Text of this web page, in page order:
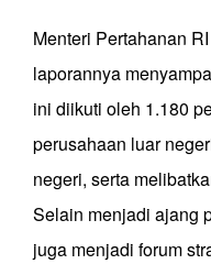
Menteri Pertahanan
laporannya
ini diikuti oleh 1.180
perusahaan luar
negeri, serta
Selain menjadi ajang
juga menjadi forum